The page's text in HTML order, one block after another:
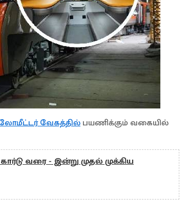
வேகத்தில் பயணிக்கும் வகையில்
வரை - இன்று முதல் முக்கிய